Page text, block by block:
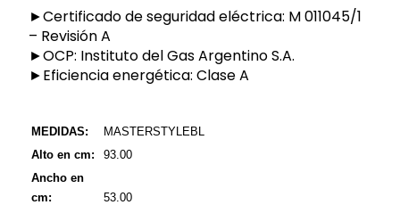
►Certificado de seguridad eléctrica: M 011045/1
– Revisión A
►OCP: Instituto del Gas Argentino S.A.
►Eficiencia energética: Clase A
MEDIDAS:
MASTERSTYLEBL
Alto en cm:
93.00
Ancho en
cm:
53.00